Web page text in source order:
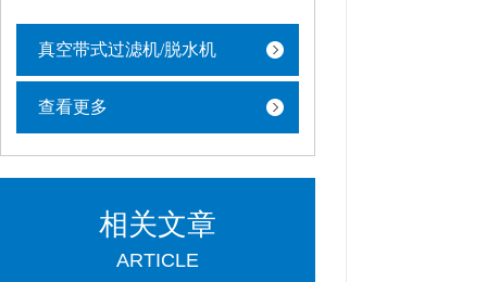
真空带式过滤机/脱水机
查看更多
相关文章
ARTICLE